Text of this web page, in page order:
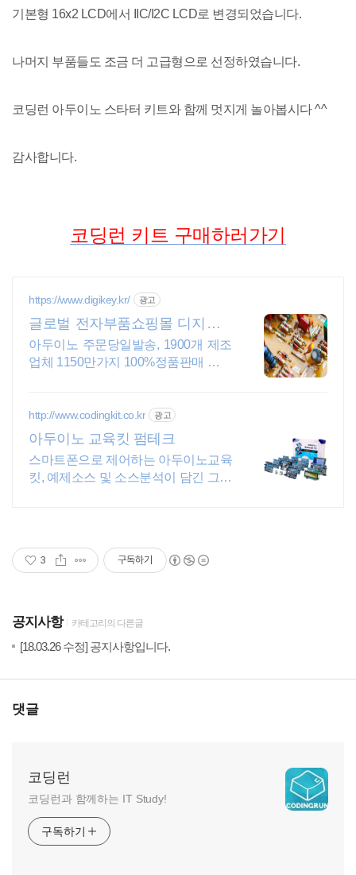
기본형 16x2 LCD에서 IIC/I2C LCD로 변경되었습니다.
나머지 부품들도 조금 더 고급형으로 선정하였습니다.
코딩런 아두이노 스타터 키트와 함께 멋지게 놀아봅시다 ^^
감사합니다.
코딩런 키트 구매하러가기
https://www.digikey.kr/ 광고
글로벌 전자부품쇼핑몰 디지키 6
만원이상 무료배송,당일발송
아두이노 주문당일발송, 1900개 제조
업체 1150만가지 100%정품판매 초특
http://www.codingkit.co.kr 광고
아두이노 교육킷 펌테크
스마트폰으로 제어하는 아두이노교육
킷, 예제소스 및 소스분석이 담긴 그림
3 구독하기
공지사항 카테고리의 다른글
[18.03.26 수정] 공지사항입니다.
댓글
코딩런
코딩런과 함께하는 IT Study!
구독하기